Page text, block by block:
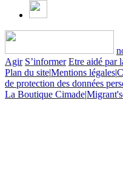
Agir S’informer Etre aidé par
Plan du site|Mentions légales|
de protection des données
La Boutique Cimade|